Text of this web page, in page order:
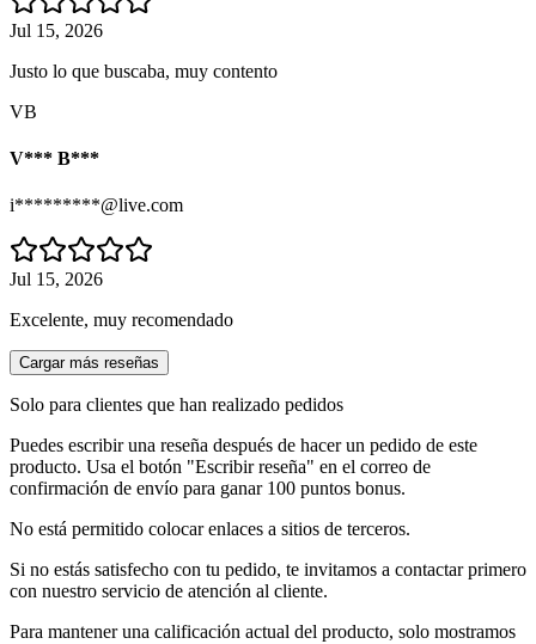
Jul 15, 2026
Justo lo que buscaba, muy contento
VB
V*** B***
i*********@live.com
Jul 15, 2026
Excelente, muy recomendado
Cargar más reseñas
Solo para clientes que han realizado pedidos
Puedes escribir una reseña después de hacer un pedido de este
producto. Usa el botón "Escribir reseña" en el correo de
confirmación de envío para ganar 100 puntos bonus.
No está permitido colocar enlaces a sitios de terceros.
Si no estás satisfecho con tu pedido, te invitamos a contactar primero
con nuestro servicio de atención al cliente.
Para mantener una calificación actual del producto, solo mostramos